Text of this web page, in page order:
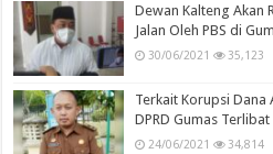
Dewan Kalteng Akan
Jalan Oleh PBS di
30/06/2021 35,123
Terkait Korupsi Dana
DPRD Gumas Terlibat
24/06/2021 34,814